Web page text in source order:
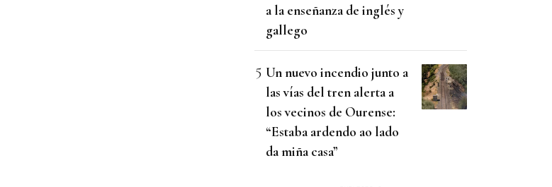
a la enseñanza de inglés y
gallego
Un nuevo incendio junto a
las vías del tren alerta a
los vecinos de Ourense:
“Estaba ardendo ao lado
da miña casa”